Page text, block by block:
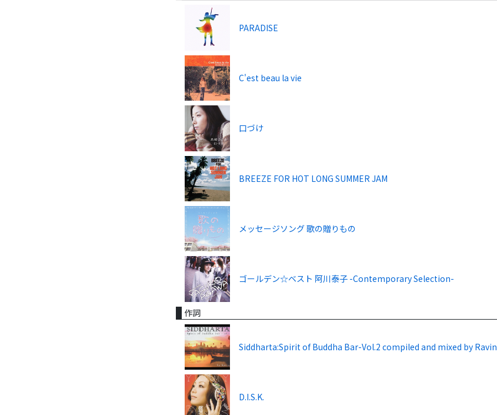
PARADISE
C'est beau la vie
口づけ
BREEZE FOR HOT LONG SUMMER JAM
メッセージソング 歌の贈りもの
ゴールデン☆ベスト 阿川泰子 -Contemporary Selection-
作詞
Siddharta:Spirit of Buddha Bar-Vol.2 compiled and mixed by Ravin
D.I.S.K.